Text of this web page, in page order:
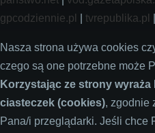
gpcodziennie.pl
tvrepublika.pl
Nasza strona używa cookies
czego są one potrzebne może
Korzystając ze strony
ciasteczek (cookies), zgodnie
Pana/i przeglądarki. Jeśli chce